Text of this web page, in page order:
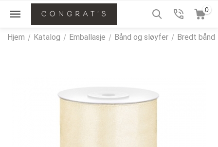
0
Hjem / Katalog / Emballasje / Bånd og sløyfer / Bredt bånd